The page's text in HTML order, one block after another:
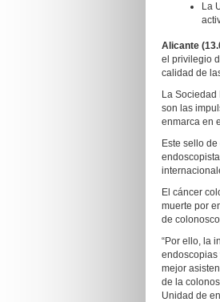
La
Alicante
el privilegio
calidad de
La
son las
enmarca en
Este sello
El cáncer
muerte por
de
“Por ello, la
endoscopias
mejor
de la
Unidad de